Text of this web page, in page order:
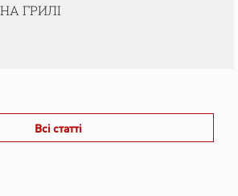
ГРИЛІ
Всі статті